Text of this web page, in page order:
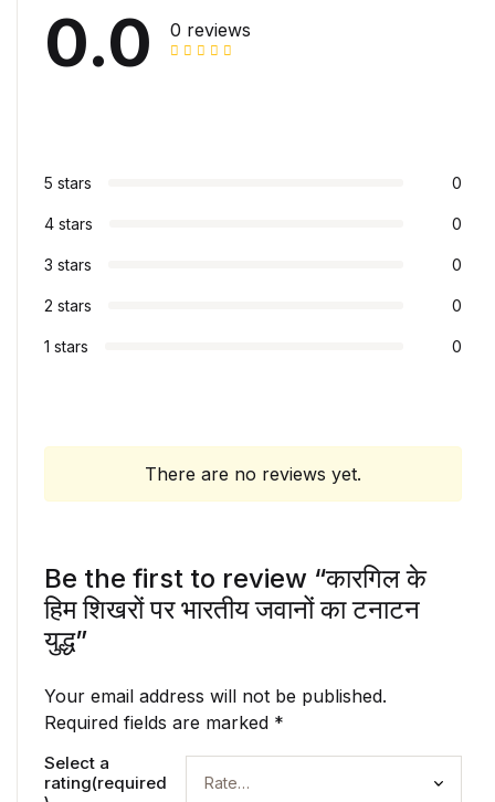
0.0 0 reviews
5 stars 0
4 stars 0
3 stars 0
2 stars 0
1 stars 0
There are no reviews yet.
Be the first to review “कारगिल के
हिम शिखरों पर भारतीय जवानों का टनाटन
युद्ध”
Your email address will not be published.
Required fields are marked *
Select a
rating(required